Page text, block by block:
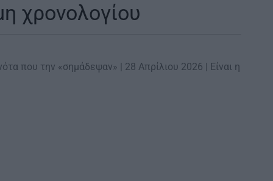
χρονολογίου
που την «σημάδεψαν» | 28 Απρίλιου 2026 | Είναι η